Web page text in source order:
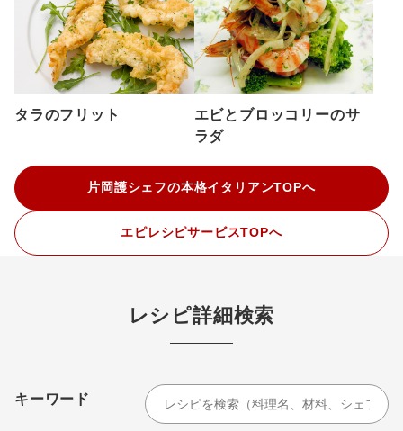
タラのフリット
エビとブロッコリーのサ
ラダ
片岡護シェフの本格イタリアンTOPへ
エピレシピサービスTOPへ
レシピ詳細検索
キーワード